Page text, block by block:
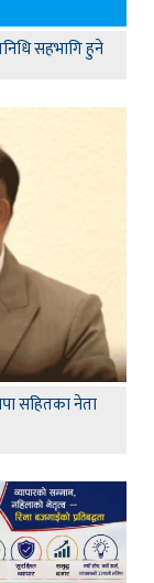
सहभागि हुने
सहितका नेता